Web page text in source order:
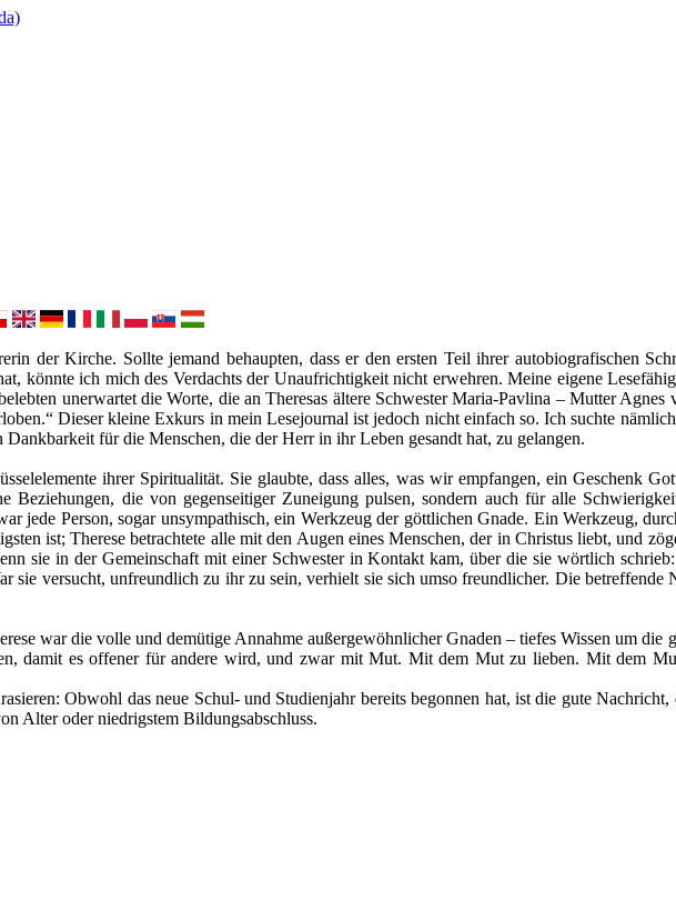
der Kirche. Sollte jemand behaupten, dass er den ersten Teil ihrer autobiografischen
könnte ich mich des Verdachts der Unaufrichtigkeit nicht erwehren. Meine eigene
unerwartet die Worte, die an Theresas ältere Schwester Maria-Pavlina – Mutter Agnes
Dieser kleine Exkurs in mein Lesejournal ist jedoch nicht einfach so. Ich suchte
für die Menschen, die der Herr in ihr Leben gesandt hat, zu gelangen.
ihrer Spiritualität. Sie glaubte, dass alles, was wir empfangen, ein Geschenk
die von gegenseitiger Zuneigung pulsen, sondern auch für alle
jede Person, sogar unsympathisch, ein Werkzeug der göttlichen Gnade. Ein Werkzeug,
ist; Therese betrachtete alle mit den Augen eines Menschen, der in Christus liebt, und
sie in der Gemeinschaft mit einer Schwester in Kontakt kam, über die sie wörtlich
sie versucht, unfreundlich zu ihr zu sein, verhielt sie sich umso freundlicher. Die betreffende
war die volle und demütige Annahme außergewöhnlicher Gnaden – tiefes Wissen um
damit es offener für andere wird, und zwar mit Mut. Mit dem Mut zu lieben. Mit dem
Obwohl das neue Schul- und Studienjahr bereits begonnen hat, ist die gute
Alter oder niedrigstem Bildungsabschluss.